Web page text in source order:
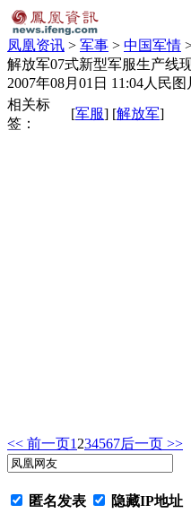
凤凰资讯 > 军事 > 中国军情
解放军07式新型军服生产线
2007年08月01日 11:04人民图
相关标
签：
[军服] [解放军]
<< 前一页1 234567后一页 >>
匿名发表 隐藏IP地址